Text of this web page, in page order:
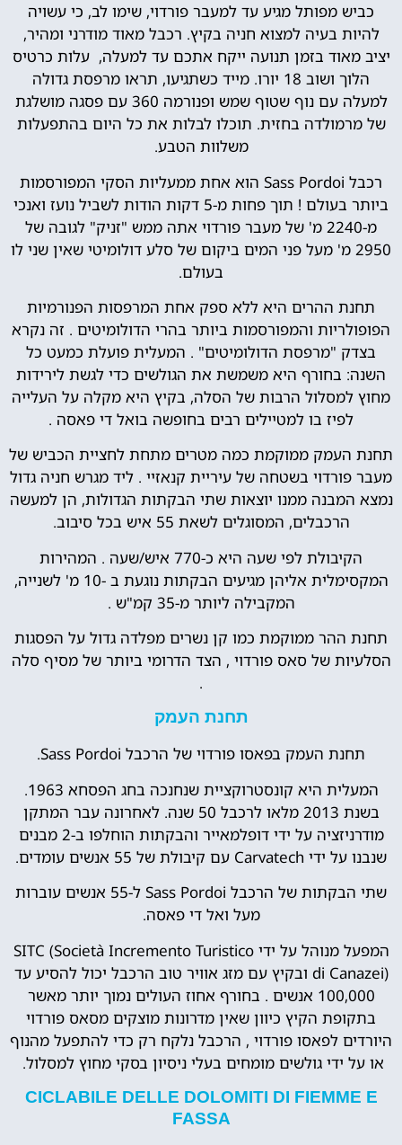
כביש מפותל מגיע עד למעבר פורדוי, שימו לב, כי עשויה
להיות בעיה למצוא חניה בקיץ. רכבל מאוד מודרני ומהיר,
יציב מאוד בזמן תנועה ייקח אתכם עד למעלה, עלות כרטיס
הלוך ושוב 18 יורו. מייד כשתגיעו, תראו מרפסת גדולה
למעלה עם נוף שטוף שמש ופנורמה 360 עם פסגה מושלגת
של מרמולדה בחזית. תוכלו לבלות את כל היום בהתפעלות
משלוות הטבע.
רכבל Sass Pordoi הוא אחת ממעליות הסקי המפורסמות
ביותר בעולם ! תוך פחות מ-5 דקות הודות לשביל נועז ואנכי
מ-2240 מ' של מעבר פורדוי אתה ממש "זניק" לגובה של
2950 מ' מעל פני המים ביקום של סלע דולומיטי שאין שני לו
בעולם.
תחנת ההרים היא ללא ספק אחת המרפסות הפנורמיות
הפופולריות והמפורסמות ביותר בהרי הדולומיטים . זה נקרא
בצדק "מרפסת הדולומיטים" . המעלית פועלת כמעט כל
השנה: בחורף היא משמשת את הגולשים כדי לגשת לירידות
מחוץ למסלול הרבות של הסלה, בקיץ היא מקלה על העלייה
לפיז בו למטיילים רבים בחופשה בואל די פאסה .
תחנת העמק ממוקמת כמה מטרים מתחת לחציית הכביש של
מעבר פורדוי בשטחה של עיריית קנאזיי . ליד מגרש חניה גדול
נמצא המבנה ממנו יוצאות שתי הבקתות הגדולות, הן למעשה
הרכבלים, המסוגלים לשאת 55 איש בכל סיבוב.
הקיבולת לפי שעה היא כ-770 איש/שעה . המהירות
המקסימלית אליהן מגיעים הבקתות נוגעת ב -10 מ' לשנייה,
המקבילה ליותר מ-35 קמ"ש .
תחנת ההר ממוקמת כמו קן נשרים מפלדה גדול על הפסגות
הסלעיות של סאס פורדוי , הצד הדרומי ביותר של מסיף סלה
.
תחנת העמק
תחנת העמק בפאסו פורדוי של הרכבל Sass Pordoi.
המעלית היא קונסטרוקציית שנחנכה בחג הפסחא 1963.
בשנת 2013 מלאו לרכבל 50 שנה. לאחרונה עבר המתקן
מודרניזציה על ידי דופלמאייר והבקתות הוחלפו ב-2 מבנים
שנבנו על ידי Carvatech עם קיבולת של 55 אנשים עומדים.
שתי הבקתות של הרכבל Sass Pordoi ל-55 אנשים עוברות
מעל ואל די פאסה.
המפעל מנוהל על ידי SITC (Società Incremento Turistico
di Canazei) ובקיץ עם מזג אוויר טוב הרכבל יכול להסיע עד
100,000 אנשים . בחורף אחוז העולים נמוך יותר מאשר
בתקופת הקיץ כיוון שאין מדרונות מוצקים מסאס פורדוי
היורדים לפאסו פורדוי , הרכבל נלקח רק כדי להתפעל מהנוף
או על ידי גולשים מומחים בעלי ניסיון בסקי מחוץ למסלול.
CICLABILE DELLE DOLOMITI DI FIEMME E
FASSA